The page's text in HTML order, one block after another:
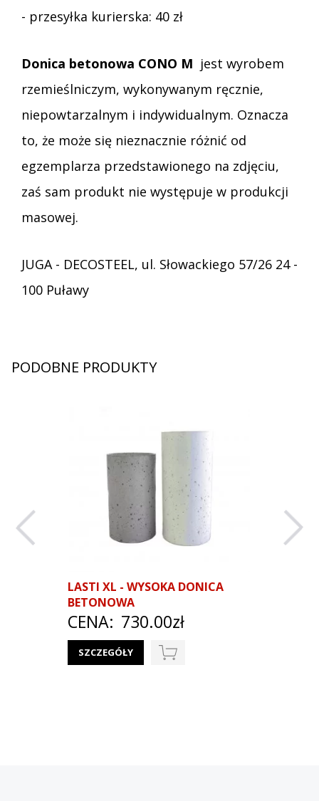
- przesyłka kurierska: 40 zł
Donica betonowa CONO M jest wyrobem
rzemieślniczym, wykonywanym ręcznie,
niepowtarzalnym i indywidualnym. Oznacza
to, że może się nieznacznie różnić od
egzemplarza przedstawionego na zdjęciu,
zaś sam produkt nie występuje w produkcji
masowej.
JUGA - DECOSTEEL, ul. Słowackiego 57/26 24 -
100 Puławy
PODOBNE PRODUKTY
LASTI XL - WYSOKA DONICA
BETONOWA
CENA: 730.00zł
SZCZEGÓŁY